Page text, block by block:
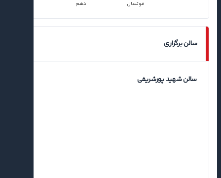
فوتسال
دهم
سالن برگزاری
سالن شهید پورشریفی